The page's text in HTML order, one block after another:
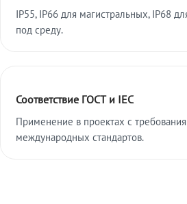
IP55, IP66 для магистральных, IP68
под среду.
Соответствие ГОСТ и IEC
Применение в проектах с
международных стандартов.